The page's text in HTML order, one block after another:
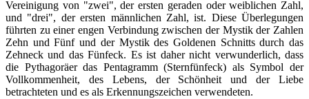
Vereinigung von "zwei", der ersten geraden oder weiblichen Zahl,
und "drei", der ersten männlichen Zahl, ist. Diese Überlegungen
führten zu einer engen Verbindung zwischen der Mystik der Zahlen
Zehn und Fünf und der Mystik des Goldenen Schnitts durch das
Zehneck und das Fünfeck. Es ist daher nicht verwunderlich, dass
die Pythagoräer das Pentagramm (Sternfünfeck) als Symbol der
Vollkommenheit, des Lebens, der Schönheit und der Liebe
betrachteten und es als Erkennungszeichen verwendeten.